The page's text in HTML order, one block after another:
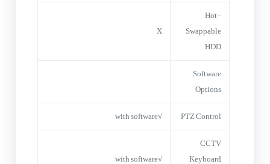
Hot-
Swappable
HDD
X
Software
Options
PTZ Control
√with software
CCTV
Keyboard
√with software